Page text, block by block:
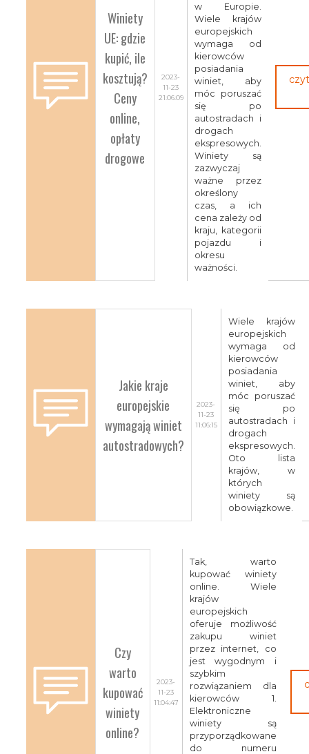
Winiety
UE: gdzie
kupić, ile
kosztują?
Ceny
online,
opłaty
drogowe
2023-
11-23
21:06:09
w Europie.
Wiele krajów
europejskich
wymaga od
kierowców
posiadania
winiet, aby
móc poruszać
się po
autostradach i
drogach
ekspresowych.
Winiety są
zazwyczaj
ważne przez
określony
czas, a ich
cena zależy od
kraju, kategorii
pojazdu i
okresu
ważności.
Jakie kraje
europejskie
wymagają winiet
autostradowych?
2023-
11-23
11:06:15
Wiele krajów
europejskich
wymaga od
kierowców
posiadania
winiet, aby
móc poruszać
się po
autostradach i
drogach
ekspresowych.
Oto lista
krajów, w
których
winiety są
obowiązkowe.
Czy
warto
kupować
winiety
online?
2023-
11-23
11:04:47
Tak, warto
kupować winiety
online. Wiele
krajów
europejskich
oferuje możliwość
zakupu winiet
przez internet, co
jest wygodnym i
szybkim
rozwiązaniem dla
kierowców 1.
Elektroniczne
winiety są
przyporządkowane
do numeru